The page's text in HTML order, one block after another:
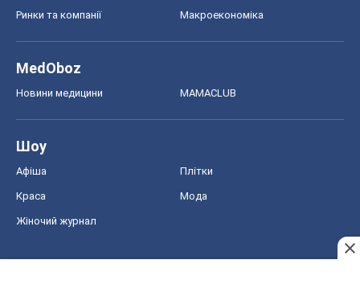
Ринки та компанії Макроекономіка
MedOboz
Новини медицини MAMACLUB
Шоу
Афіша Плітки
Краса Мода
Жіночий журнал